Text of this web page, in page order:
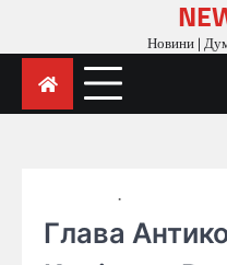
content
Новини |
Глава